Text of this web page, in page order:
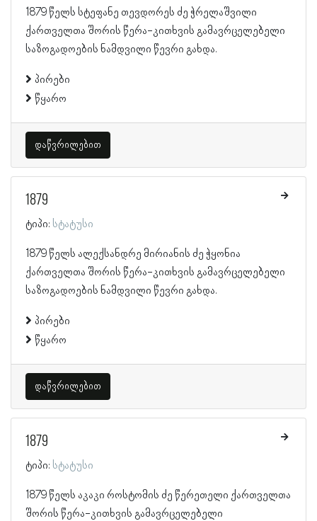
1879 წელს სტეფანე თევდორეს ძე ჭრელაშვილი
ქართველთა შორის წერა-კითხვის გამავრცელებელი
საზოგადოების ნამდვილი წევრი გახდა.
პირები
წყარო
დაწვრილებით
1879
ტიპი: სტატუსი
1879 წელს ალექსანდრე მირიანის ძე ჭყონია
ქართველთა შორის წერა-კითხვის გამავრცელებელი
საზოგადოების ნამდვილი წევრი გახდა.
პირები
წყარო
დაწვრილებით
1879
ტიპი: სტატუსი
1879 წელს აკაკი როსტომის ძე წერეთელი ქართველთა
შორის წერა-კითხვის გამავრცელებელი